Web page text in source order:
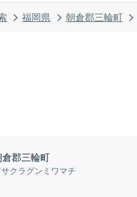
福岡県 朝倉郡三輪町
倉郡三輪町
クラグンミワマチ